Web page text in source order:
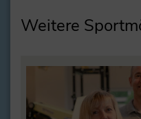
Weitere